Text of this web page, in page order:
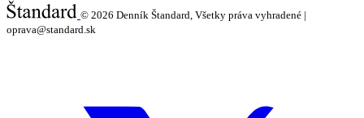
© 2026 Denník Štandard, Všetky práva vyhradené |
oprava@standard.sk